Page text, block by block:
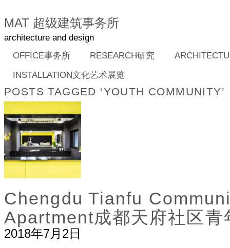
MAT 超级建筑事务所
architecture and design
OFFICE事务所
RESEARCH研究
INSTALLATION文化艺术展览
POSTS TAGGED ‘YOUTH COMMUNITY’
Chengdu Tianfu
Apartment成都天府社区青
2018年7月2日